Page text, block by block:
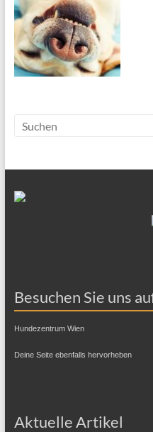
Besuchen Sie uns
Hundezentrum Wien
Deine Seite ebenfalls hervorheben
Aktuelle Artikel